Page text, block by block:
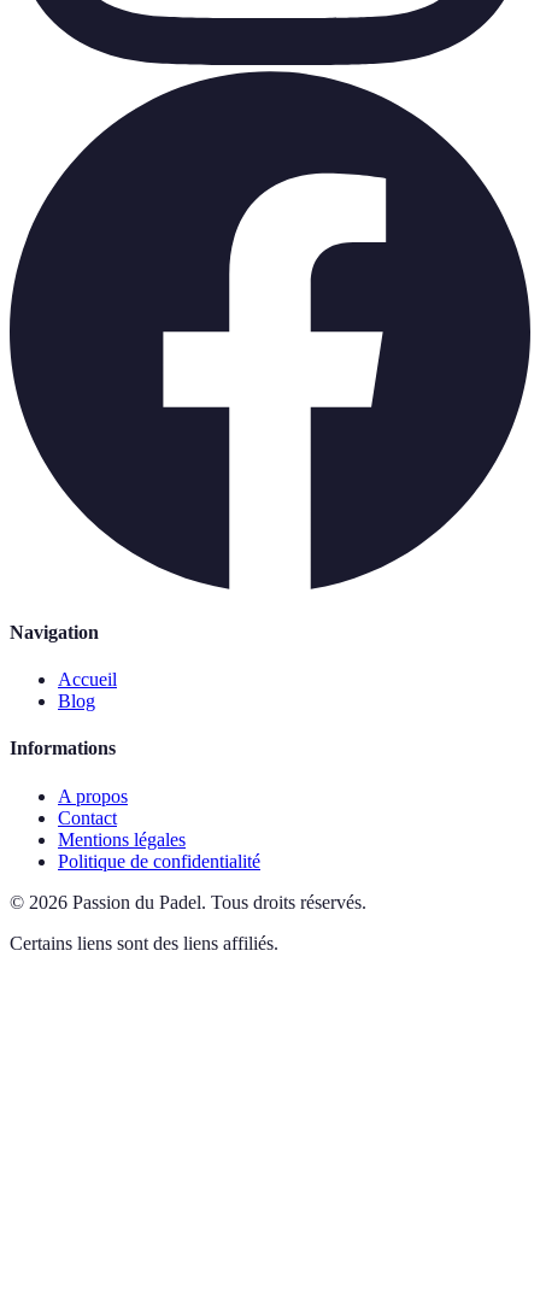
Navigation
Accueil
Blog
Informations
A propos
Contact
Mentions légales
Politique de confidentialité
© 2026 Passion du Padel. Tous droits réservés.
Certains liens sont des liens affiliés.